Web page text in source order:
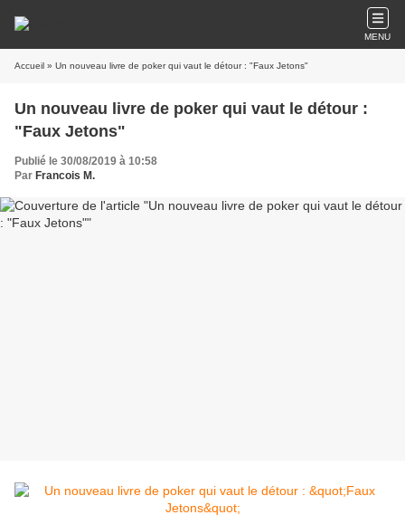
MENU
Accueil » Un nouveau livre de poker qui vaut le détour : "Faux Jetons"
Un nouveau livre de poker qui vaut le détour :
"Faux Jetons"
Publié le 30/08/2019 à 10:58
Par Francois M.